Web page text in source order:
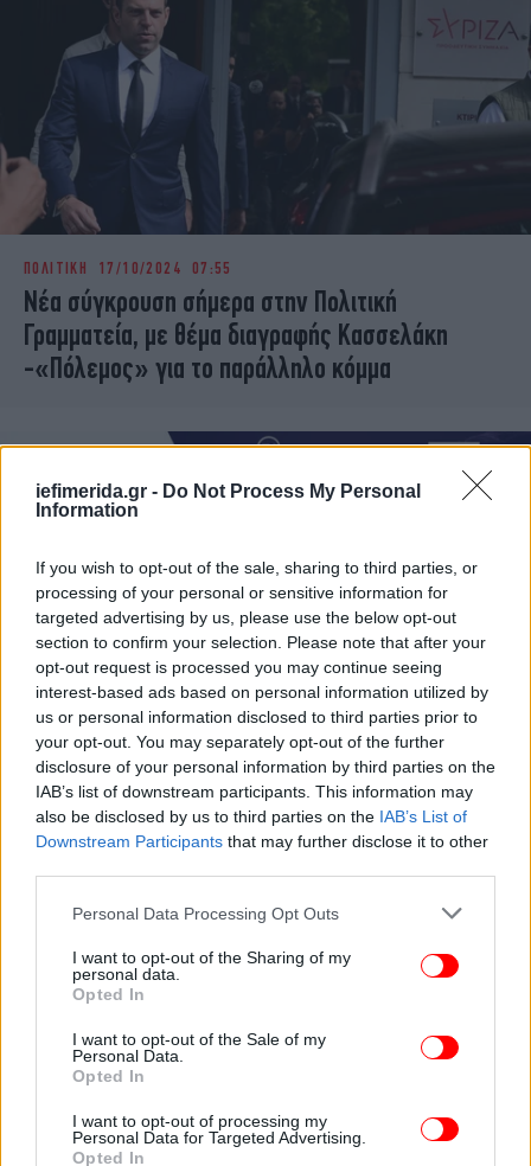
iefimerida.gr - Do Not Process My Personal
Information
If you wish to opt-out of the sale, sharing to third parties, or
processing of your personal or sensitive information for
targeted advertising by us, please use the below opt-out
section to confirm your selection. Please note that after your
opt-out request is processed you may continue seeing
interest-based ads based on personal information utilized by
us or personal information disclosed to third parties prior to
your opt-out. You may separately opt-out of the further
disclosure of your personal information by third parties on the
IAB’s list of downstream participants. This information may
also be disclosed by us to third parties on the IAB’s List of
Downstream Participants that may further disclose it to other
Please note that this website/app uses one or more Google
not limited to your visit or usage behaviour. You may click to
grant or deny consent to Google and its third-party tags to
use your data for below specified purposes in below Google
consent section.
Personal Data Processing Opt Outs
I want to opt-out of the Sharing of my
personal data.
Opted In
I want to opt-out of the Sale of my
Personal Data.
Opted In
I want to opt-out of processing my
Personal Data for Targeted Advertising.
Opted In
ΠΟΛΙΤΙΚΗ 17/10/2024 07:55
Νέα σύγκρουση σήμερα στην Πολιτική
Γραμματεία, με θέμα διαγραφής Κασσελάκη
-«Πόλεμος» για το παράλληλο κόμμα
ΠΟΛΙΤΙΚΗ
Κασσελάκης: Πάνω από 9.000 εγγραφές μελών
τις πρώτες 18 ώρες λειτουργίας του νέου site
03/09/2024 15:44